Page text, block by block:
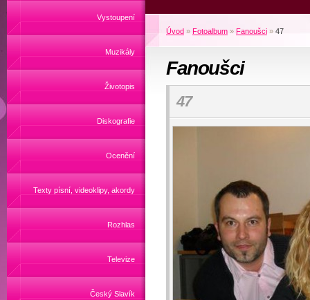
Vystoupení
Muzikály
Životopis
Diskografie
Ocenění
Texty písní, videoklipy, akordy
Rozhlas
Televize
Český Slavík
Úvod » Fotoalbum » Fanoušci » 47
Fanoušci
47